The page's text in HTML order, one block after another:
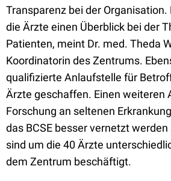
Transparenz bei der
die Ärzte einen Überblick bei der
Patienten, meint Dr. med. Theda
Koordinatorin des Zentrums.
qualifizierte Anlaufstelle für
Ärzte geschaffen. Einen weiteren
Forschung an seltenen
das BCSE besser vernetzt
sind um die 40 Ärzte
dem Zentrum beschäftigt.